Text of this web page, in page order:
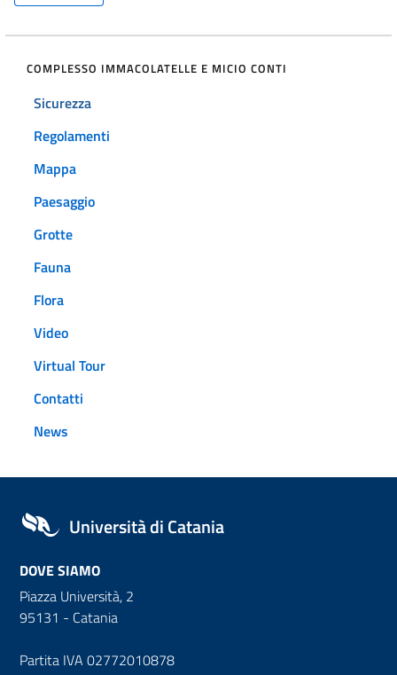
COMPLESSO IMMACOLATELLE E MICIO CONTI
Sicurezza
Regolamenti
Mappa
Paesaggio
Grotte
Fauna
Flora
Video
Virtual Tour
Contatti
News
Università di Catania
DOVE SIAMO
Piazza Università, 2
95131 - Catania
Partita IVA 02772010878